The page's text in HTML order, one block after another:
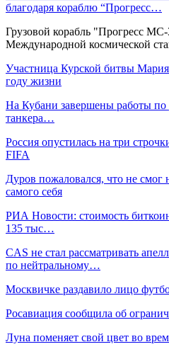
благодаря кораблю “Прогресс…
Грузовой корабль "Прогресс
Международной космической
Участница Курской битвы
году жизни
На Кубани завершены работы по
танкера…
Россия опустилась на три
FIFA
Дуров пожаловался, что не смог
самого себя
РИА Новости: стоимость
135 тыс…
CAS не стал рассматривать
по нейтральному…
Москвичке раздавило лицо
Росавиация сообщила об
Луна поменяет свой цвет во